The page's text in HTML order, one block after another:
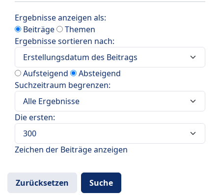
Ergebnisse anzeigen als:
Beiträge
Themen
Ergebnisse sortieren nach:
Aufsteigend
Absteigend
Suchzeitraum begrenzen:
Die ersten:
Zeichen der Beiträge anzeigen